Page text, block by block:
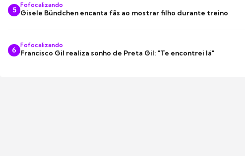
5
Fofocalizando
Gisele Bündchen encanta fãs ao mostrar filho durante treino
6
Fofocalizando
Francisco Gil realiza sonho de Preta Gil: "Te encontrei lá"